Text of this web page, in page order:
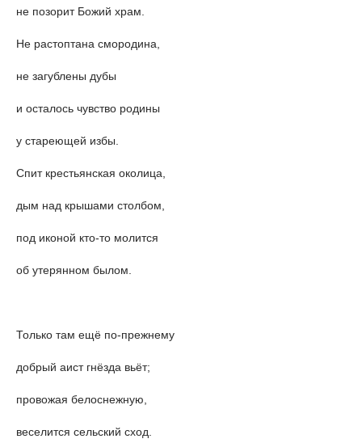
не позорит Божий храм.
Не растоптана смородина,
не загублены дубы
и осталось чувство родины
у стареющей избы.
Спит крестьянская околица,
дым над крышами столбом,
под иконой кто-то молится
об утерянном былом.
Только там ещё по-прежнему
добрый аист гнёзда вьёт;
провожая белоснежную,
веселится сельский сход.